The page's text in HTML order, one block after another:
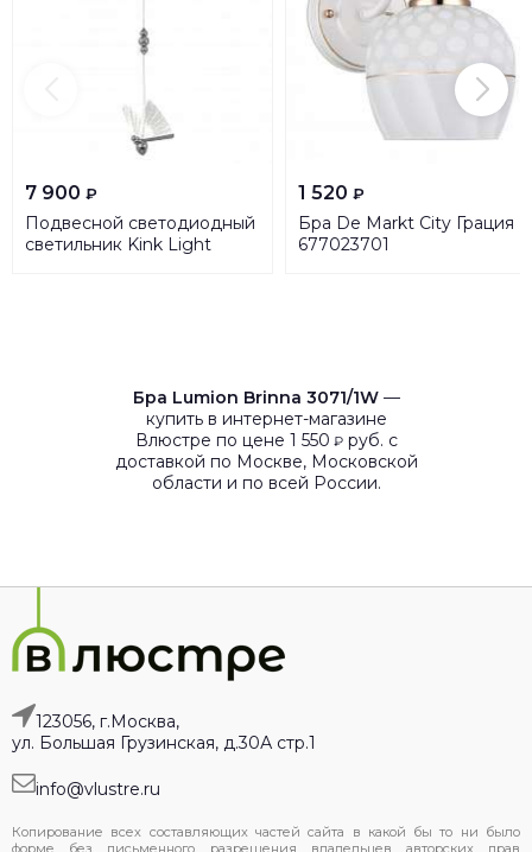
7 900 ₽
Подвесной светодиодный
светильник Kink Light
1 520 ₽
Бра De Markt City Грация
677023701
Бра Lumion Brinna 3071/1W—
купить в интернет-магазине
Влюстре по цене 1 550 ₽руб. с
доставкой по Москве, Московской
области и по всей России.
123056, г.Москва,
ул. Большая Грузинская, д.30А стр.1
info@vlustre.ru
Копирование всех составляющих частей сайта в какой бы то ни было
форме без письменного разрешения владельцев авторских прав